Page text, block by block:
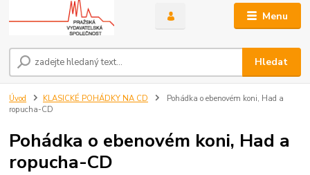
Menu
Hledat
Úvod KLASICKÉ POHÁDKY NA CD
Pohádka o ebenovém koni, Had a
ropucha-CD
Pohádka o ebenovém koni, Had a
ropucha-CD